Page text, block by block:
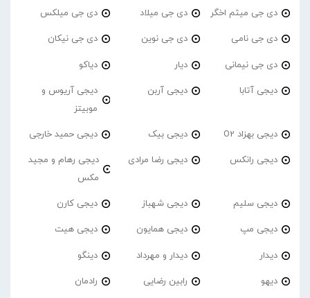
دی جی میثم اخگر دی جی میلاد دی جی میلکس
دی جی نامی دی جی نوین دی جی نیکان
دی جی نیمانی دیار دیاکو
دیجی آتابا دیجی آربن
دیجی آریوس و
موبیتز
دیجی بهزاد O2 دیجی بیک دیجی حمید خارجی
دیجی رانکس دیجی رضا مرادی
دیجی رهام و مجید
مکس
دیجی سلیم دیجی شهباز دیجی کارن
دیجی مپ دیجی همایون دیجی هیت
دیدار دیدار و مهرداد دینگو
دیهو رابین رضایی رادمان